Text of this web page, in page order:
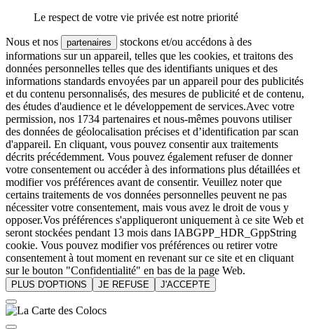
Le respect de votre vie privée est notre priorité
Nous et nos partenaires
stockons et/ou accédons à des
informations sur un appareil, telles que les cookies, et traitons des
données personnelles telles que des identifiants uniques et des
informations standards envoyées par un appareil pour des publicités
et du contenu personnalisés, des mesures de publicité et de contenu,
des études d'audience et le développement de services.Avec votre
permission, nos 1734 partenaires et nous-mêmes pouvons utiliser
des données de géolocalisation précises et d’identification par scan
d'appareil. En cliquant, vous pouvez consentir aux traitements
décrits précédemment. Vous pouvez également refuser de donner
votre consentement ou accéder à des informations plus détaillées et
modifier vos préférences avant de consentir. Veuillez noter que
certains traitements de vos données personnelles peuvent ne pas
nécessiter votre consentement, mais vous avez le droit de vous y
opposer.Vos préférences s'appliqueront uniquement à ce site Web et
seront stockées pendant 13 mois dans IABGPP_HDR_GppString
cookie. Vous pouvez modifier vos préférences ou retirer votre
consentement à tout moment en revenant sur ce site et en cliquant
sur le bouton "Confidentialité" en bas de la page Web.
PLUS D'OPTIONS JE REFUSE J'ACCEPTE